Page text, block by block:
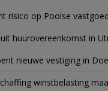
risico op Poolse
huurovereenkomst in
nieuwe vestiging in
winstbelasting